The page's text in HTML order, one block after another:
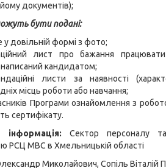
документів);
бути подані:
довільній формі з фото;
лист про бажання
написаний кандидатом;
листи за наявності
місць роботи або навчання;
Програми ознайомлення з
сертифікату.
інформація: Сектор персоналу
РСЦ МВС в Хмельницькій області
Миколайович, Сопіль Віталій